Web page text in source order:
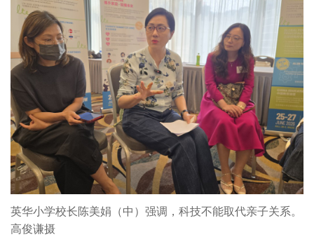
英华小学校长陈美娟（中）强调，科技不能取代亲子关系。
高俊谦摄